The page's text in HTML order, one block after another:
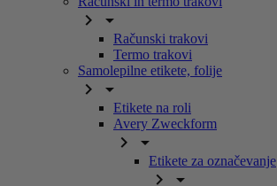
 
Računski trakovi
Termo trakovi
Samolepilne etikete, folije
 
Etikete na roli
Avery Zweckform
 
Etikete za označevanje
 